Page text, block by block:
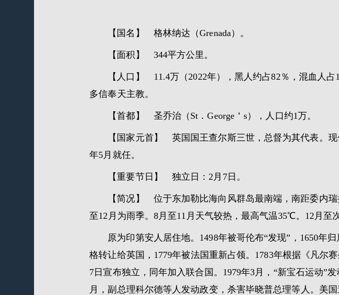
【国名】 格林纳达（Grenada）。
【面积】 344平方公里。
【人口】 11.4万（2022年），黑人约占82％，混血人
多信奉天主教。
【首都】 圣乔治（St．George＇s），人口约1万。
【国家元首】 英国国王查尔斯三世，总督为其代表。
年5月就任。
【重要节日】 独立日：2月7日。
【简况】 位于东加勒比海向风群岛最南端，南距委内
至12月为雨季。8月至11月天气较热，最高气温35℃。12月
原为印第安人居住地。1498年被哥伦布“发现”，1650年
格转让给英国，1779年被法国重新占领。1783年根据《凡尔
7日宣布独立，同年加入联合国。1979年3月，“新宝石运动”
月，副总理科尔德等人发动政变，杀害毕晓普总理等人。美